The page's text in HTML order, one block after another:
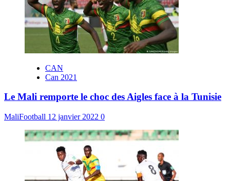
CAN
Can 2021
Le Mali remporte le choc des Aigles face à la Tunisie
MaliFootball 12 janvier 2022 0